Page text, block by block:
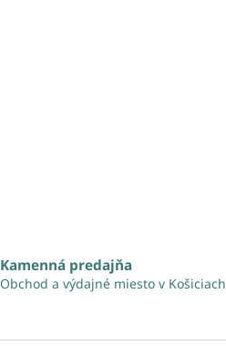
Kamenná predajňa
Obchod a výdajné miesto v Košiciach